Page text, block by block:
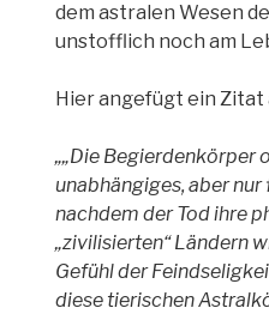
dem astralen Wesen
unstofflich noch am
Hier angefügt ein Zitat
„„Die Begierdenkörper
unabhängiges, aber
nachdem der Tod ihre
„zivilisierten“ Ländern
Gefühl der
diese tierischen